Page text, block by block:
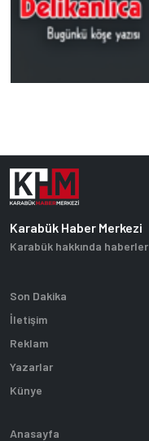
Karabük Haber Merkezi
Karabük hakkında haberler
Son Dakika
İletişim
Reklam
Yazarlar
Künye
Anasayfa